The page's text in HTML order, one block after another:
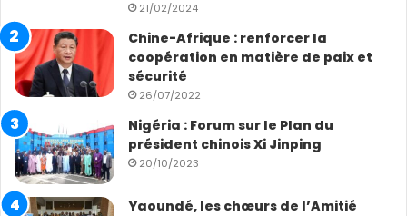
21/02/2024
Chine-Afrique : renforcer la
coopération en matière de paix et
sécurité
26/07/2022
Nigéria : Forum sur le Plan du
président chinois Xi Jinping
20/10/2023
Yaoundé, les chœurs de l’Amitié